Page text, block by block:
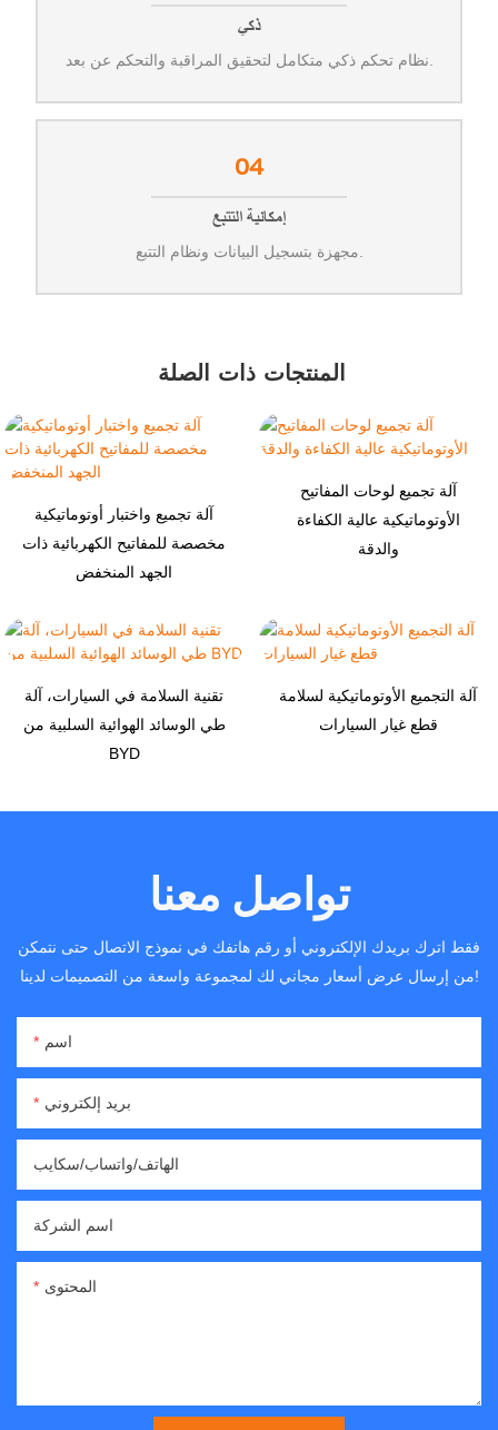
ذكي
04
إمكانية التتبع
المنتجات ذات الصلة
آلة تجميع واختبار أوتوماتيكية
مخصصة للمفاتيح الكهربائية ذات
الجهد المنخفض
آلة تجميع لوحات المفاتيح
الأوتوماتيكية عالية الكفاءة
والدقة
تقنية السلامة في السيارات، آلة
طي الوسائد الهوائية السلبية من
BYD
آلة التجميع الأوتوماتيكية لسلامة
قطع غيار السيارات
تواصل معنا
فقط اترك بريدك الإلكتروني أو رقم هاتفك في نموذج الاتصال حتى نتمكن
من إرسال عرض أسعار مجاني لك لمجموعة واسعة من التصميمات لدينا!
اسم
بريد إلكتروني
الهاتف/واتساب/سكايب
اسم الشركة
المحتوى